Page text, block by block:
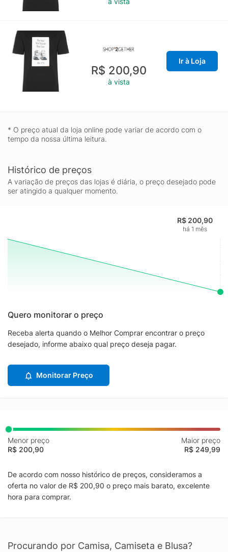
R$ 200,90
à vista
Ir à Loja
* O preço atual da loja online pode variar de acordo com o
tempo da nossa última leitura.
Histórico de preços
A variação de preços das lojas é diária, o preço desejado pode
ser atingido a qualquer momento.
R$ 200,90
há 1 mês
Quero monitorar o preço
Receba alerta quando o Melhor Comprar encontrar o preço
desejado, informe abaixo qual preço deseja pagar.
Monitorar Preço
Menor preço
R$ 200,90
Maior preço
R$ 249,99
De acordo com nosso histórico de preços, consideramos a
oferta no valor de R$ 200,90 o preço mais barato, excelente
hora para comprar.
Procurando por Camisa, Camiseta e Blusa?